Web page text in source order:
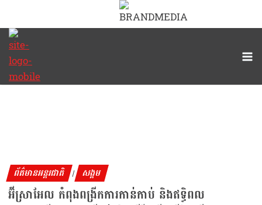
ព័ត៌មានអន្តរជាតិ | សង្គម
អ៊ីស្រាអែល កំពុងពង្រីកការកាន់កាប់ និងឥទ្ធិពល